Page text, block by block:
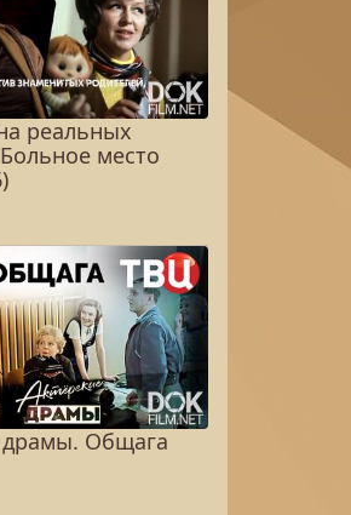
реальных
место
драмы. Общага